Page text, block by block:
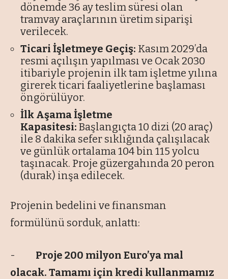
dönemde 36 ay teslim süresi olan
tramvay araçlarının üretim siparişi
verilecek.
Ticari İşletmeye Geçiş: Kasım 2029’da
resmi açılışın yapılması ve Ocak 2030
itibariyle projenin ilk tam işletme yılına
girerek ticari faaliyetlerine başlaması
öngörülüyor.
İlk Aşama İşletme
Kapasitesi: Başlangıçta 10 dizi (20 araç)
ile 8 dakika sefer sıklığında çalışılacak
ve günlük ortalama 104 bin 115 yolcu
taşınacak. Proje güzergahında 20 peron
(durak) inşa edilecek.
Projenin bedelini ve finansman
formülünü sorduk, anlattı:
- Proje 200 milyon Euro’ya mal
olacak. Tamamı için kredi kullanmamız